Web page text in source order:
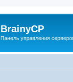
BrainyCP
Панель управления